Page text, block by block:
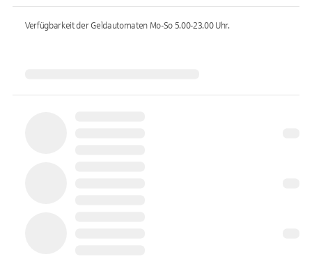
Verfügbarkeit der Geldautomaten Mo-So 5.00-23.00Uhr.